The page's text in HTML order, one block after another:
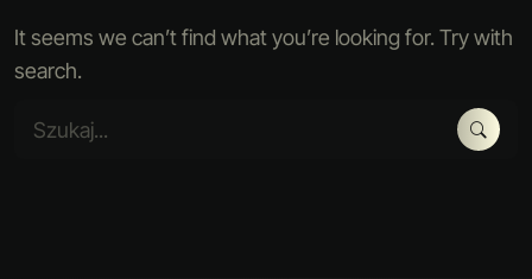
It seems we can’t find what you’re looking for. Try with
search.